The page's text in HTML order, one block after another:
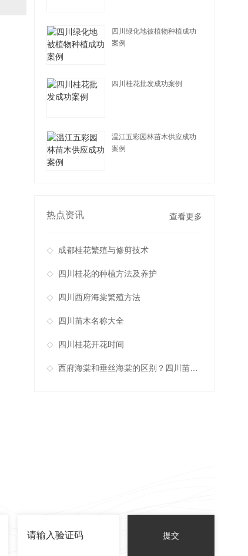
四川绿化地被植物种植成功
案例
四川桂花批发成功案例
温江五彩园林苗木供应成功
案例
热点资讯 查看更多
成都桂花繁殖与修剪技术
四川桂花的种植方法及养护
四川西府海棠繁殖方法
四川苗木名称大全
四川桂花开花时间
西府海棠和垂丝海棠的区别？四川苗木供应商告诉你
提交